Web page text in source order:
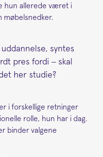
hun allerede været i
møbelsnedker.
syntes
pres fordi – skal
her studie?
i forskellige retninger
rolle, hun har i dag.
binder valgene